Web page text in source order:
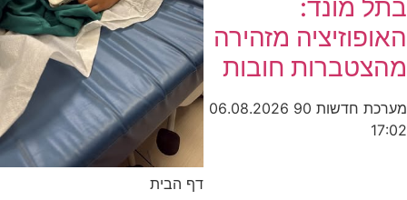
בתל מונד:
האופוזיציה מזהירה
מהצטברות חובות
מערכת חדשות 90
06.08.2026
17:02
דף הבית